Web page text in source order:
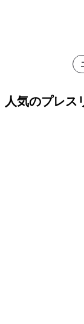
人気のプレス